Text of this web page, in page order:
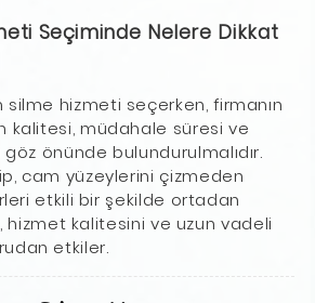
Seçiminde Nelere Dikkat
silme hizmeti seçerken, firmanın
kalitesi, müdahale süresi ve
önünde bulundurulmalıdır.
cam yüzeylerini çizmeden
etkili bir şekilde ortadan
hizmet kalitesini ve uzun vadeli
etkiler.